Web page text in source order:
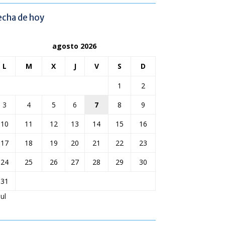
de hoy
agosto 2026
L M X J V S D
1
2
3
4 5 6 7 8
9
10
11 12 13 14 15
16
17
18 19 20 21 22
23
24
25 26 27 28 29
30
31